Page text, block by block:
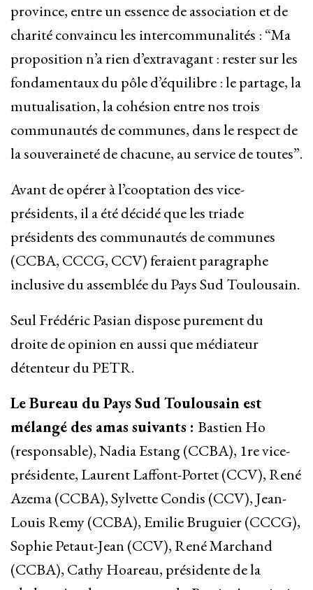
province, entre un essence de association et de
charité convaincu les intercommunalités : “Ma
proposition n’a rien d’extravagant : rester sur les
fondamentaux du pôle d’équilibre : le partage, la
mutualisation, la cohésion entre nos trois
communautés de communes, dans le respect de
la souveraineté de chacune, au service de toutes”.
Avant de opérer à l’cooptation des vice-
présidents, il a été décidé que les triade
présidents des communautés de communes
(CCBA, CCCG, CCV) feraient paragraphe
inclusive du assemblée du Pays Sud Toulousain.
Seul Frédéric Pasian dispose purement du
droite de opinion en aussi que médiateur
détenteur du PETR.
Le Bureau du Pays Sud Toulousain est
mélangé des amas suivants : Bastien Ho
(responsable), Nadia Estang (CCBA), 1re vice-
présidente, Laurent Laffont-Portet (CCV), René
Azema (CCBA), Sylvette Condis (CCV), Jean-
Louis Remy (CCBA), Emilie Bruguier (CCCG),
Sophie Petaut-Jean (CCV), René Marchand
(CCBA), Cathy Hoareau, présidente de la